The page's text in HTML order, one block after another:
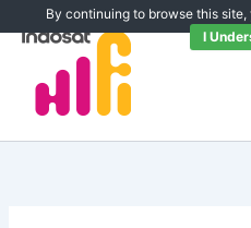
to
By continuing to browse this site,
I